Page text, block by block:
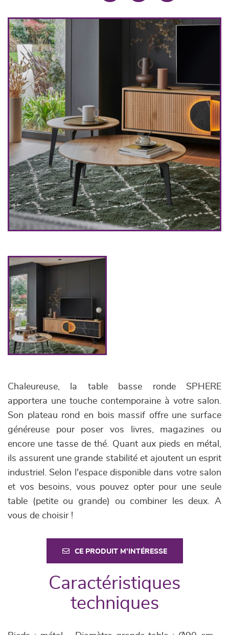
décoration
Chaleureuse, la table basse ronde SPHERE
apportera une touche contemporaine à votre salon.
Son plateau rond en bois massif offre une surface
généreuse pour poser vos livres, magazines ou
encore une tasse de thé. Quant aux pieds en métal,
ils assurent une grande stabilité et ajoutent un esprit
industriel. Selon l'espace disponible dans votre salon
et vos besoins, vous pouvez opter pour une seule
table (petite ou grande) ou combiner les deux. A
vous de choisir !
CE PRODUIT M'INTÉRESSE
Caractéristiques
techniques